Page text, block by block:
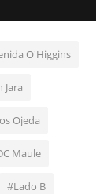
O'Higgins
Jara
Ojeda
Maule
#Lado B